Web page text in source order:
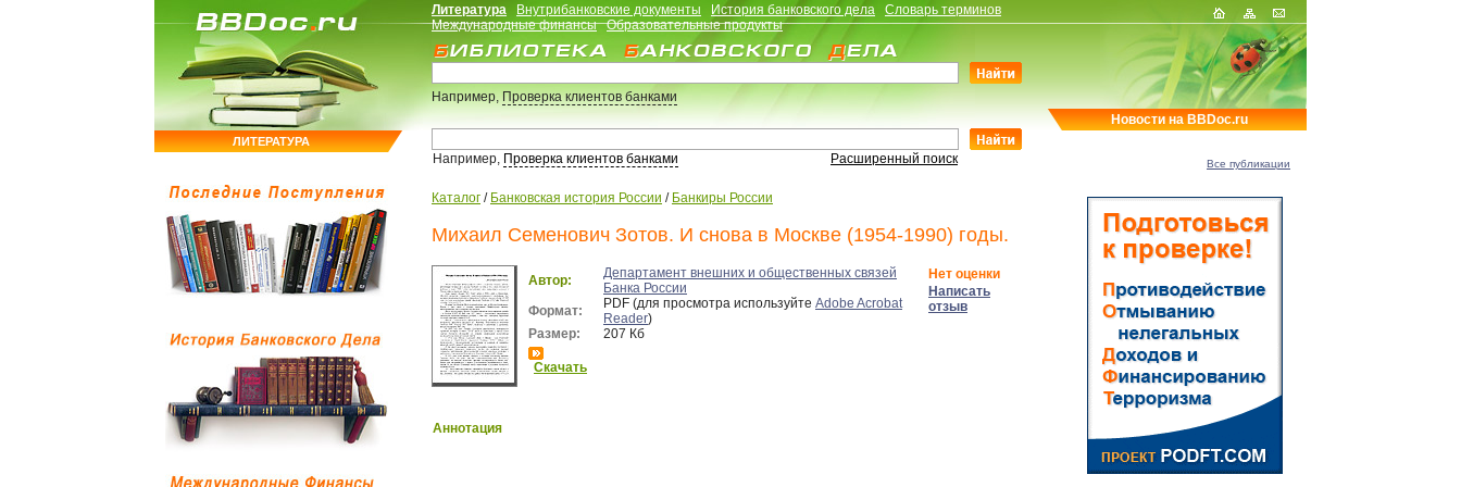
ЛИТЕРАТУРА
Литература Внутрибанковские документы История банковского дела
Словарь терминов
Международные финансы
Образовательные продукты
Например,Проверка клиентов банками
Например, Проверка клиентов банками Расширенный поиск
Каталог / Банковская история России / Банкиры России
Михаил Семенович Зотов. И снова в Москве (1954-1990) годы.
Автор:
Департамент внешних и общественных связей
Банка России
Формат:
PDF (для просмотра используйте Adobe Acrobat
Reader)
Размер:
207 Кб
Скачать
Нет оценки
Написать
отзыв
Аннотация
Новости на BBDoc.ru
Все публикации